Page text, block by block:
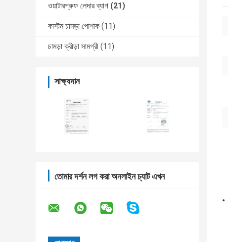
ওয়াটারপ্রুফ লেদার ব্যাগ (21)
কাস্টম চামড়া পোশাক (11)
চামড়া ক্রীড়া সামগ্রী (11)
সাক্ষ্যদান
তোমার দর্শন লগ করা অনলাইন চ্যাট এখন